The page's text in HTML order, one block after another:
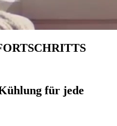
für jede